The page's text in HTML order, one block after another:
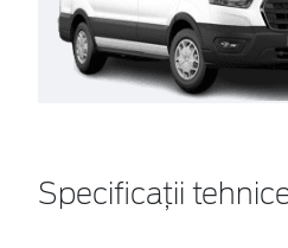
Specificații